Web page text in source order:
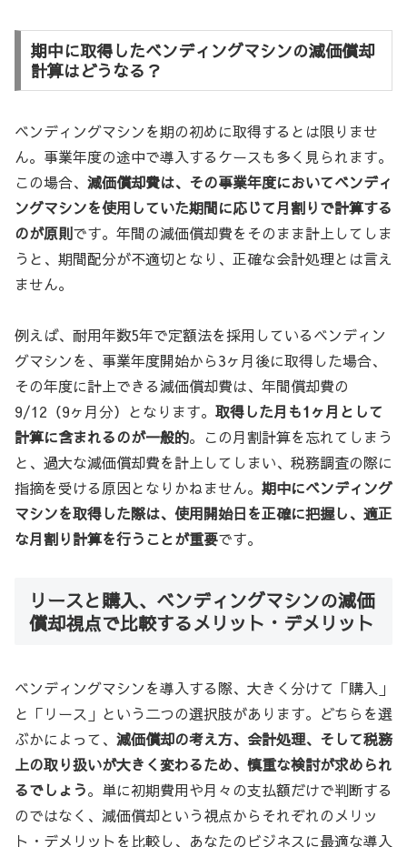
期中に取得したベンディングマシンの減価償却
計算はどうなる？
ベンディングマシンを期の初めに取得するとは限りませ
ん。事業年度の途中で導入するケースも多く見られます。
この場合、 減価償却費は、その事業年度においてベンディ
ングマシンを使用していた期間に応じて月割りで計算する
のが原則です。年間の減価償却費をそのまま計上してしま
うと、期間配分が不適切となり、正確な会計処理とは言え
ません。
例えば、耐用年数5年で定額法を採用しているベンディン
グマシンを、事業年度開始から3ヶ月後に取得した場合、
その年度に計上できる減価償却費は、年間償却費の
9/12（9ヶ月分）となります。 取得した月も1ヶ月として
計算に含まれるのが一般的。この月割計算を忘れてしまう
と、過大な減価償却費を計上してしまい、税務調査の際に
指摘を受ける原因となりかねません。 期中にベンディング
マシンを取得した際は、使用開始日を正確に把握し、適正
な月割り計算を行うことが重要です。
リースと購入、ベンディングマシンの減価
償却視点で比較するメリット・デメリット
ベンディングマシンを導入する際、大きく分けて「購入」
と「リース」という二つの選択肢があります。どちらを選
ぶかによって、 減価償却の考え方、会計処理、そして税務
上の取り扱いが大きく変わるため、慎重な検討が求められ
るでしょう。単に初期費用や月々の支払額だけで判断する
のではなく、減価償却という視点からそれぞれのメリッ
ト・デメリットを比較し、あなたのビジネスに最適な導入